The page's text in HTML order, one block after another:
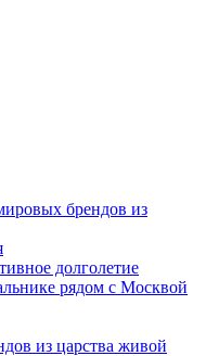
брендов из
долголетие
рядом с Москвой
из царства живой